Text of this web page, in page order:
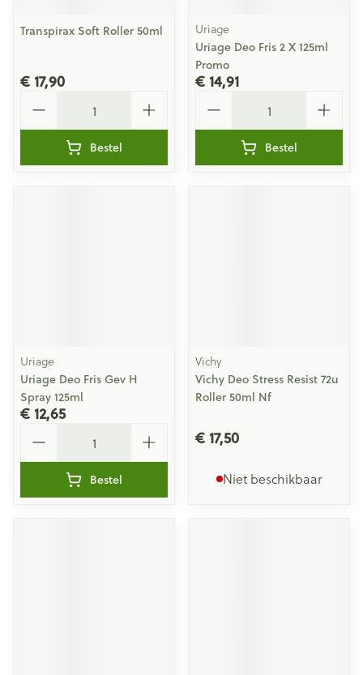
Transpirax Soft Roller 50ml
€ 17,90
Bestel
Uriage
Uriage Deo Fris 2 X 125ml
Promo
€ 14,91
Bestel
Uriage
Uriage Deo Fris Gev H
Spray 125ml
€ 12,65
Bestel
Vichy
Vichy Deo Stress Resist 72u
Roller 50ml Nf
€ 17,50
Niet beschikbaar